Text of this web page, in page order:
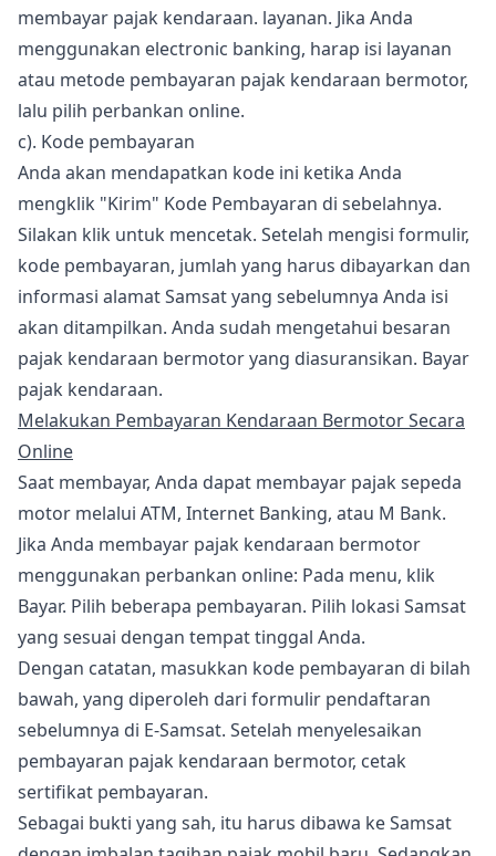
membayar pajak kendaraan. layanan. Jika Anda
menggunakan electronic banking, harap isi layanan
atau metode pembayaran pajak kendaraan bermotor,
lalu pilih perbankan online.
c). Kode pembayaran
Anda akan mendapatkan kode ini ketika Anda
mengklik "Kirim" Kode Pembayaran di sebelahnya.
Silakan klik untuk mencetak. Setelah mengisi formulir,
kode pembayaran, jumlah yang harus dibayarkan dan
informasi alamat Samsat yang sebelumnya Anda isi
akan ditampilkan. Anda sudah mengetahui besaran
pajak kendaraan bermotor yang diasuransikan. Bayar
pajak kendaraan.
Melakukan Pembayaran Kendaraan Bermotor Secara
Online
Saat membayar, Anda dapat membayar pajak sepeda
motor melalui ATM, Internet Banking, atau M Bank.
Jika Anda membayar pajak kendaraan bermotor
menggunakan perbankan online: Pada menu, klik
Bayar. Pilih beberapa pembayaran. Pilih lokasi Samsat
yang sesuai dengan tempat tinggal Anda.
Dengan catatan, masukkan kode pembayaran di bilah
bawah, yang diperoleh dari formulir pendaftaran
sebelumnya di E-Samsat. Setelah menyelesaikan
pembayaran pajak kendaraan bermotor, cetak
sertifikat pembayaran.
Sebagai bukti yang sah, itu harus dibawa ke Samsat